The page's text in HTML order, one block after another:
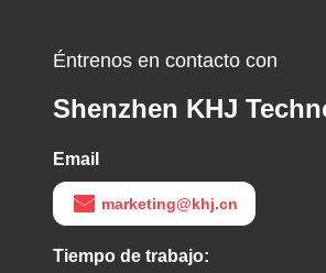
Éntrenos en contacto con
Shenzhen KHJ
Email
marketing@khj.cn
Tiempo de trabajo: